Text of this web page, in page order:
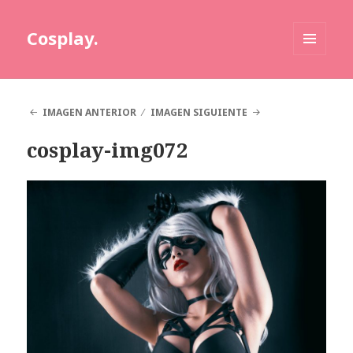
Cosplay.
IMAGEN ANTERIOR
IMAGEN SIGUIENTE
cosplay-img072